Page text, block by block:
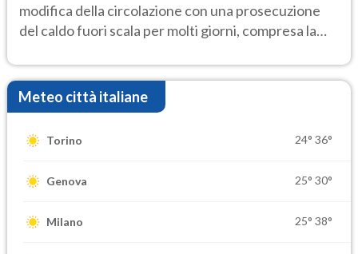
modifica della circolazione con una prosecuzione
del caldo fuori scala per molti giorni, compresa la
Meteo città italiane
Torino 24° 36°
Genova 25° 30°
Milano 25° 38°